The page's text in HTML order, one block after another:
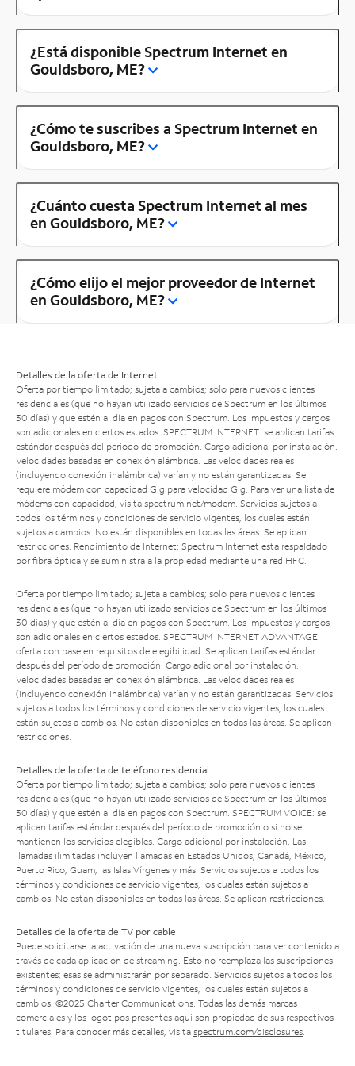
¿Está disponible Spectrum Internet en
Gouldsboro, ME?
¿Cómo te suscribes a Spectrum Internet en
Gouldsboro, ME?
¿Cuánto cuesta Spectrum Internet al mes
en Gouldsboro, ME?
¿Cómo elijo el mejor proveedor de Internet
en Gouldsboro, ME?
Detalles de la oferta de Internet
Oferta por tiempo limitado; sujeta a cambios; solo para nuevos clientes
residenciales (que no hayan utilizado servicios de Spectrum en los últimos
30 días) y que estén al día en pagos con Spectrum. Los impuestos y cargos
son adicionales en ciertos estados. SPECTRUM INTERNET: se aplican tarifas
estándar después del período de promoción. Cargo adicional por instalación.
Velocidades basadas en conexión alámbrica. Las velocidades reales
(incluyendo conexión inalámbrica) varían y no están garantizadas. Se
requiere módem con capacidad Gig para velocidad Gig. Para ver una lista de
módems con capacidad, visita spectrum.net/modem . Servicios sujetos a
todos los términos y condiciones de servicio vigentes, los cuales están
sujetos a cambios. No están disponibles en todas las áreas. Se aplican
restricciones. Rendimiento de Internet: Spectrum Internet está respaldado
por fibra óptica y se suministra a la propiedad mediante una red HFC.
Oferta por tiempo limitado; sujeta a cambios; solo para nuevos clientes
residenciales (que no hayan utilizado servicios de Spectrum en los últimos
30 días) y que estén al día en pagos con Spectrum. Los impuestos y cargos
son adicionales en ciertos estados. SPECTRUM INTERNET ADVANTAGE:
oferta con base en requisitos de elegibilidad. Se aplican tarifas estándar
después del período de promoción. Cargo adicional por instalación.
Velocidades basadas en conexión alámbrica. Las velocidades reales
(incluyendo conexión inalámbrica) varían y no están garantizadas. Servicios
sujetos a todos los términos y condiciones de servicio vigentes, los cuales
están sujetos a cambios. No están disponibles en todas las áreas. Se aplican
restricciones.
Detalles de la oferta de teléfono residencial
Oferta por tiempo limitado; sujeta a cambios; solo para nuevos clientes
residenciales (que no hayan utilizado servicios de Spectrum en los últimos
30 días) y que estén al día en pagos con Spectrum. SPECTRUM VOICE: se
aplican tarifas estándar después del período de promoción o si no se
mantienen los servicios elegibles. Cargo adicional por instalación. Las
llamadas ilimitadas incluyen llamadas en Estados Unidos, Canadá, México,
Puerto Rico, Guam, las Islas Vírgenes y más. Servicios sujetos a todos los
términos y condiciones de servicio vigentes, los cuales están sujetos a
cambios. No están disponibles en todas las áreas. Se aplican restricciones.
Detalles de la oferta de TV por cable
Puede solicitarse la activación de una nueva suscripción para ver contenido a
través de cada aplicación de streaming. Esto no reemplaza las suscripciones
existentes; esas se administrarán por separado. Servicios sujetos a todos los
términos y condiciones de servicio vigentes, los cuales están sujetos a
cambios. ©2025 Charter Communications. Todas las demás marcas
comerciales y los logotipos presentes aquí son propiedad de sus respectivos
titulares. Para conocer más detalles, visita spectrum.com/disclosures